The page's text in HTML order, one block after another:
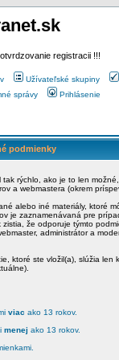
registracii !!!
Užívateľské skupiny
správy Prihlásenie
podmienky
rýchlo, ako je to len
a webmastera (okrem
alebo iné materiály, ktoré
je zaznamenávaná pre
že odporuje týmto
administrátor a
ktoré ste vložil(a), slúžia
viac ako 13 rokov.
menej ako 13 rokov.